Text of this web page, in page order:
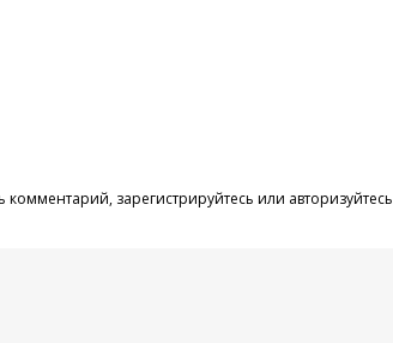
комментарий, зарегистрируйтесь или авторизуйтесь